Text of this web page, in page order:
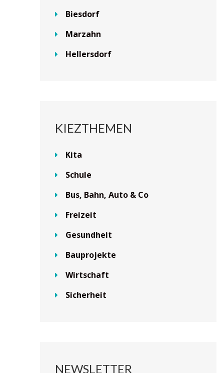
Biesdorf
Marzahn
Hellersdorf
KIEZTHEMEN
Kita
Schule
Bus, Bahn, Auto & Co
Freizeit
Gesundheit
Bauprojekte
Wirtschaft
Sicherheit
NEWSLETTER